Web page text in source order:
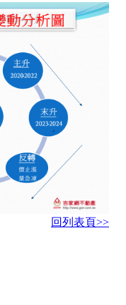
回列表頁>>